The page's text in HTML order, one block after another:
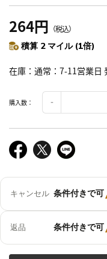
264円 （税込）
積算 2 マイル (1倍)
在庫 通常：7-11営業日
購入数：
キャンセル 条件付きで可
返品 条件付きで可